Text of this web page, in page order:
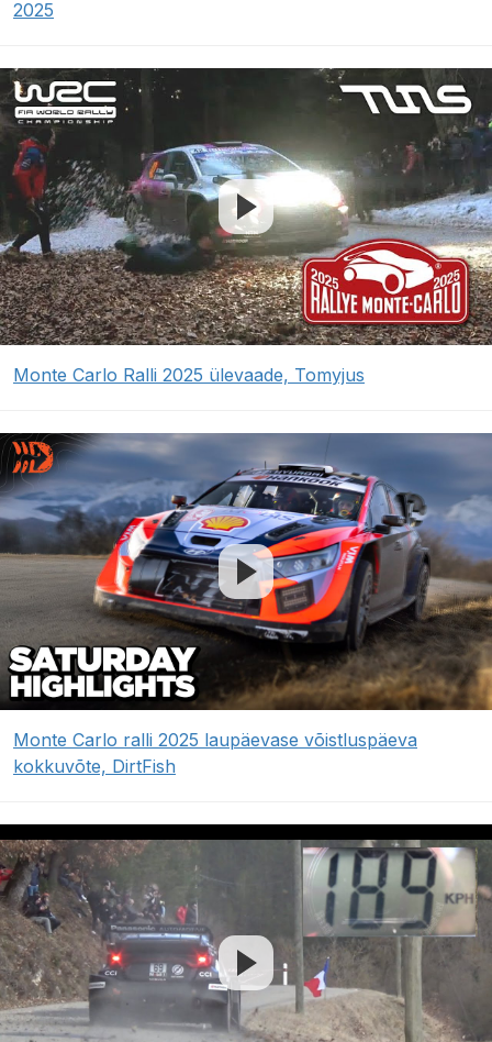
2025
Monte Carlo Ralli 2025 ülevaade, Tomyjus
Monte Carlo ralli 2025 laupäevase võistluspäeva
kokkuvõte, DirtFish